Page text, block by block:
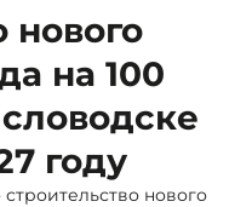
нового
на 100
году
нового